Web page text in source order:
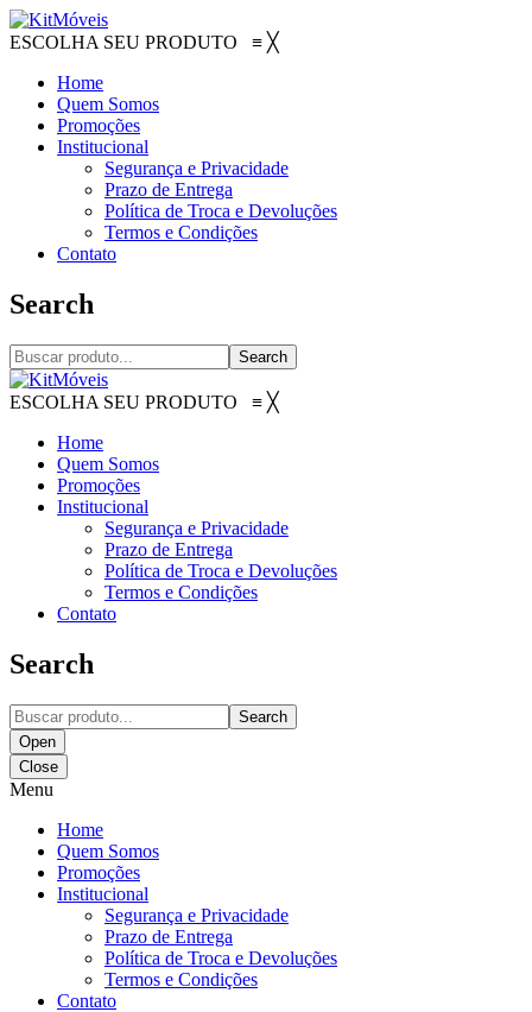
ESCOLHA SEU PRODUTO ≡ ╳
Home
Quem Somos
Promoções
Institucional
Segurança e Privacidade
Prazo de Entrega
Política de Troca e Devoluções
Termos e Condições
Contato
Search
Search
ESCOLHA SEU PRODUTO ≡ ╳
Home
Quem Somos
Promoções
Institucional
Segurança e Privacidade
Prazo de Entrega
Política de Troca e Devoluções
Termos e Condições
Contato
Search
Search
Open
Close
Menu
Home
Quem Somos
Promoções
Institucional
Segurança e Privacidade
Prazo de Entrega
Política de Troca e Devoluções
Termos e Condições
Contato